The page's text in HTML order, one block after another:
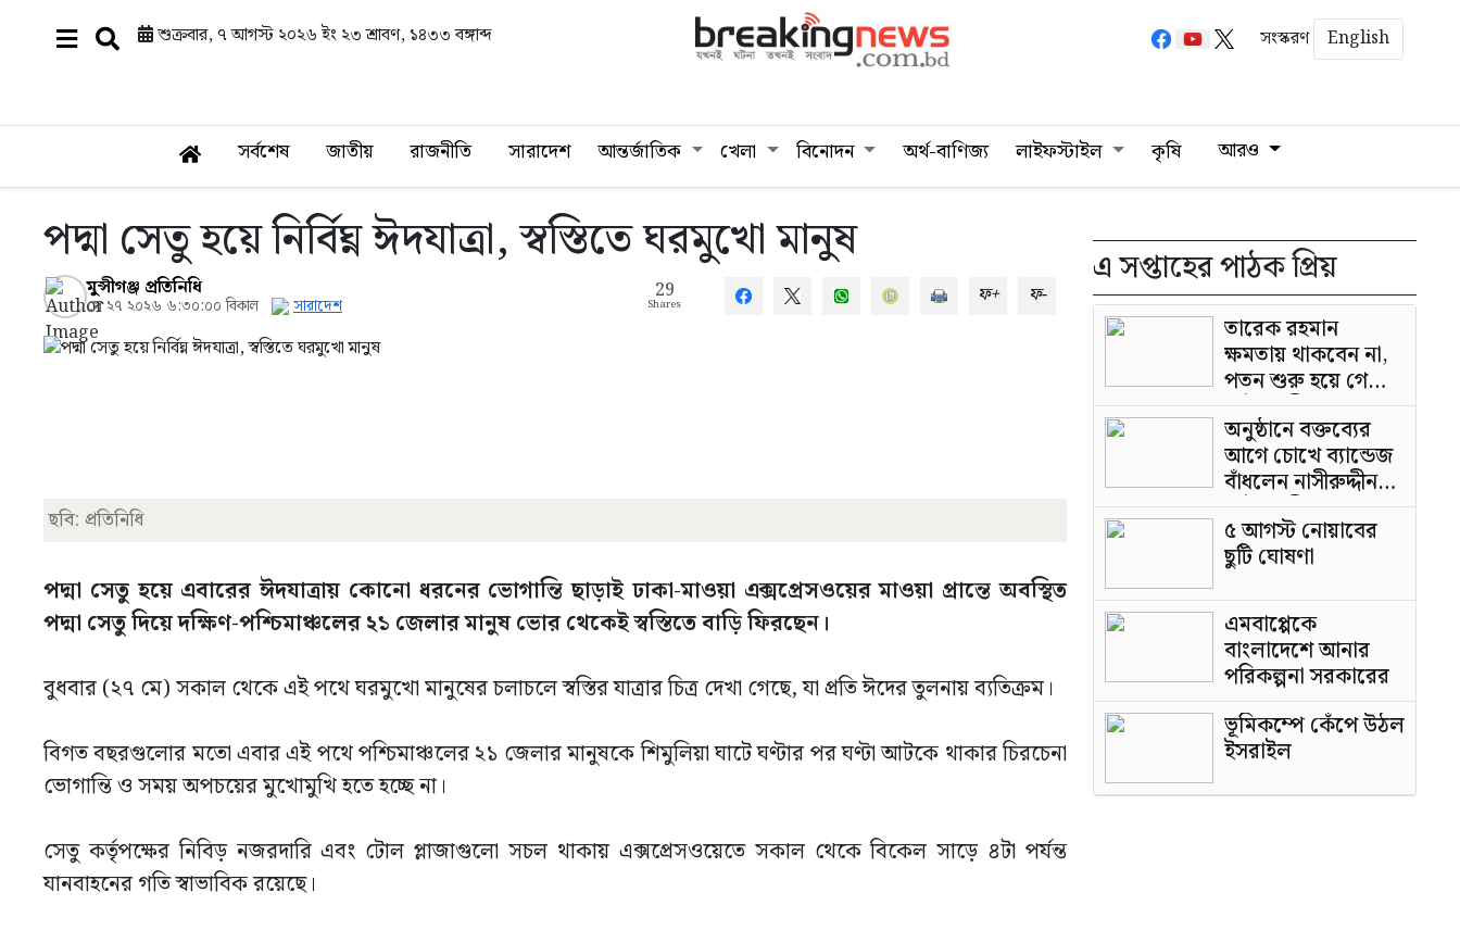
শুক্রবার, ৭ আগস্ট ২০২৬ ইং ২৩ শ্রাবণ, ১৪৩৩ বঙ্গাব্দ সংস্করণ English
সর্বশেষ জাতীয় রাজনীতি সারাদেশ আন্তর্জাতিক খেলা বিনোদন অর্থ-বাণিজ্য লাইফস্টাইল কৃষি আরও
পদ্মা সেতু হয়ে নির্বিঘ্ন ঈদযাত্রা, স্বস্তিতে ঘরমুখো মানুষ
মুন্সীগঞ্জ প্রতিনিধি
মে ২৭ ২০২৬ ৬:৩০:০০ বিকাল সারাদেশ
29
Shares ফ+ ফ-
ছবি: প্রতিনিধি
পদ্মা সেতু হয়ে এবারের ঈদযাত্রায় কোনো ধরনের ভোগান্তি ছাড়াই ঢাকা-মাওয়া এক্সপ্রেসওয়ের মাওয়া প্রান্তে অবস্থিত
পদ্মা সেতু দিয়ে দক্ষিণ-পশ্চিমাঞ্চলের ২১ জেলার মানুষ ভোর থেকেই স্বস্তিতে বাড়ি ফিরছেন।
বুধবার (২৭ মে) সকাল থেকে এই পথে ঘরমুখো মানুষের চলাচলে স্বস্তির যাত্রার চিত্র দেখা গেছে, যা প্রতি ঈদের তুলনায় ব্যতিক্রম।
বিগত বছরগুলোর মতো এবার এই পথে পশ্চিমাঞ্চলের ২১ জেলার মানুষকে শিমুলিয়া ঘাটে ঘণ্টার পর ঘণ্টা আটকে থাকার চিরচেনা
ভোগান্তি ও সময় অপচয়ের মুখোমুখি হতে হচ্ছে না।
সেতু কর্তৃপক্ষের নিবিড় নজরদারি এবং টোল প্লাজাগুলো সচল থাকায় এক্সপ্রেসওয়েতে সকাল থেকে বিকেল সাড়ে ৪টা পর্যন্ত
যানবাহনের গতি স্বাভাবিক রয়েছে।
এ সপ্তাহের পাঠক প্রিয়
তারেক রহমান
ক্ষমতায় থাকবেন না,
পতন শুরু হয়ে গেছে:
পাটওয়ারী
অনুষ্ঠানে বক্তব্যের
আগে চোখে ব্যান্ডেজ
বাঁধলেন নাসীরুদ্দীন
পাটওয়ারী
৫ আগস্ট নোয়াবের
ছুটি ঘোষণা
এমবাপ্পেকে
বাংলাদেশে আনার
পরিকল্পনা সরকারের
ভূমিকম্পে কেঁপে উঠল
ইসরাইল